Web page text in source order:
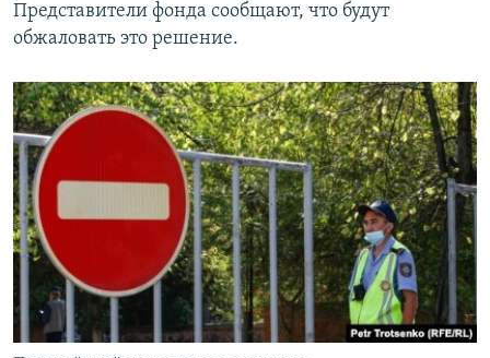
Представители фонда сообщают, что будут
обжаловать это решение.